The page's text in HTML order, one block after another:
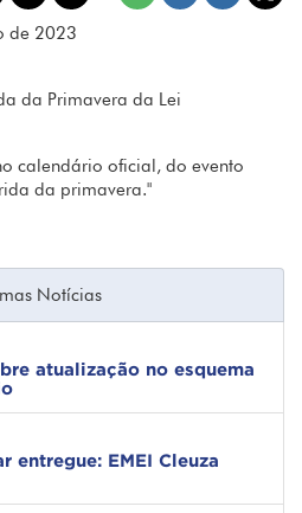
de 2023
da Primavera da Lei
calendário oficial, do evento
da primavera."
Notícias
atualização no esquema
entregue: EMEI Cleuza